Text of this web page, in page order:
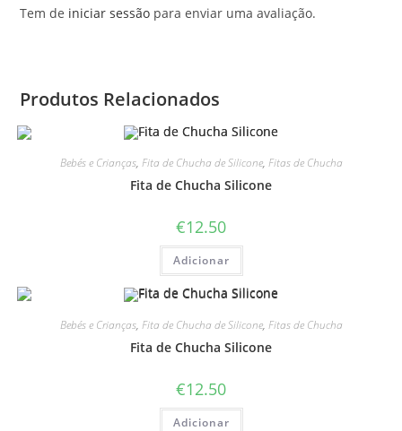
Tem de iniciar sessão para enviar uma avaliação.
Produtos Relacionados
Bebés e Crianças, Fita de Chucha de Silicone, Fitas de Chucha
Fita de Chucha Silicone
€12.50
Adicionar
Bebés e Crianças, Fita de Chucha de Silicone, Fitas de Chucha
Fita de Chucha Silicone
€12.50
Adicionar